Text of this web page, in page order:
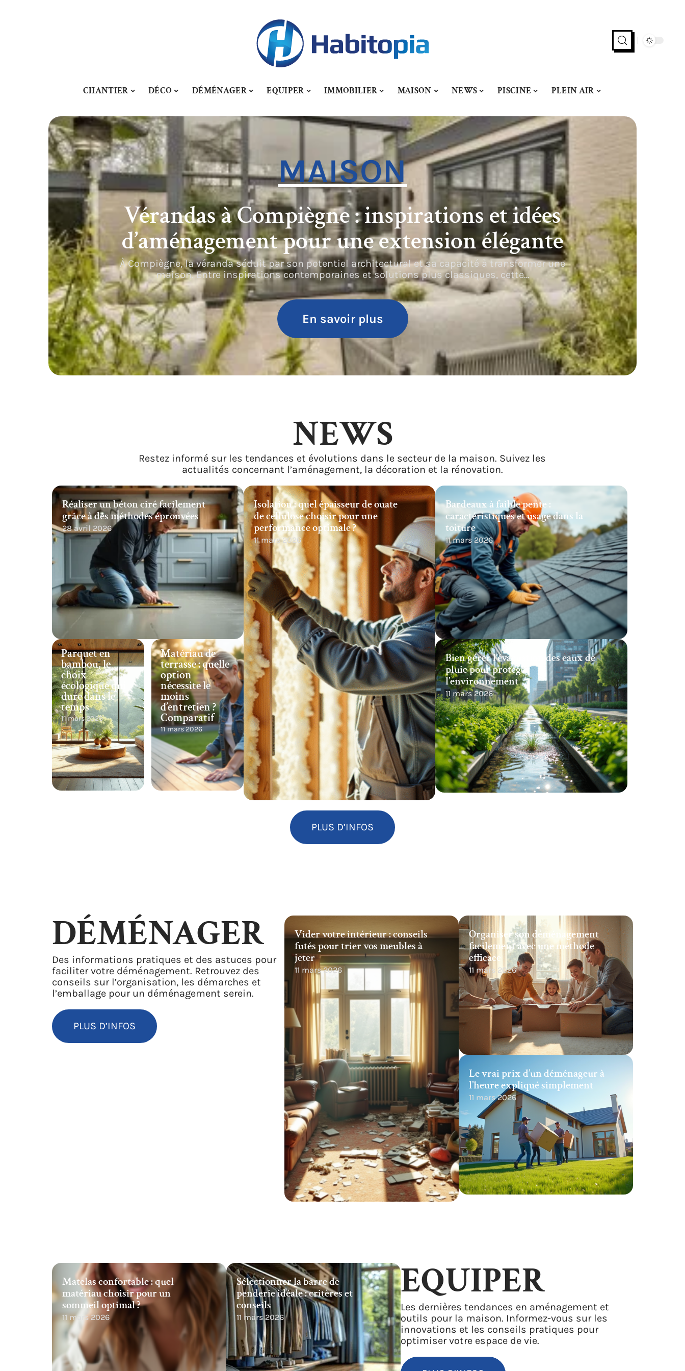
CHANTIER DÉCO DÉMÉNAGER EQUIPER IMMOBILIER MAISON NEWS PISCINE PLEIN AIR
MAISON
Vérandas à Compiègne : inspirations et idées
d’aménagement pour une extension élégante
À Compiègne, la véranda séduit par son potentiel architectural et sa capacité à transformer une
maison. Entre inspirations contemporaines et solutions plus classiques, cette…
En savoir plus
NEWS
Restez informé sur les tendances et évolutions dans le secteur de la maison. Suivez les
actualités concernant l’aménagement, la décoration et la rénovation.
Réaliser un béton ciré facilement
grâce à des méthodes éprouvées
28 avril 2026
Parquet en
bambou, le
choix
écologique qui
dure dans le
temps
11 mars 2026
Matériau de
terrasse : quelle
option
nécessite le
moins
d’entretien ?
Comparatif
11 mars 2026
Isolation : quel épaisseur de ouate
de cellulose choisir pour une
performance optimale ?
11 mars 2026
Bardeaux à faible pente :
caractéristiques et usage dans la
toiture
11 mars 2026
Bien gérer l’évacuation des eaux de
pluie pour protéger
l’environnement
11 mars 2026
PLUS D’INFOS
DÉMÉNAGER
Des informations pratiques et des astuces pour
faciliter votre déménagement. Retrouvez des
conseils sur l’organisation, les démarches et
l’emballage pour un déménagement serein.
PLUS D’INFOS
Vider votre intérieur : conseils
futés pour trier vos meubles à
jeter
11 mars 2026
Organiser son déménagement
facilement avec une méthode
efficace
11 mars 2026
Le vrai prix d’un déménageur à
l’heure expliqué simplement
11 mars 2026
Matelas confortable : quel
matériau choisir pour un
sommeil optimal ?
11 mars 2026
Sélectionner la barre de
penderie idéale : critères et
conseils
11 mars 2026
EQUIPER
Les dernières tendances en aménagement et
outils pour la maison. Informez-vous sur les
innovations et les conseils pratiques pour
optimiser votre espace de vie.